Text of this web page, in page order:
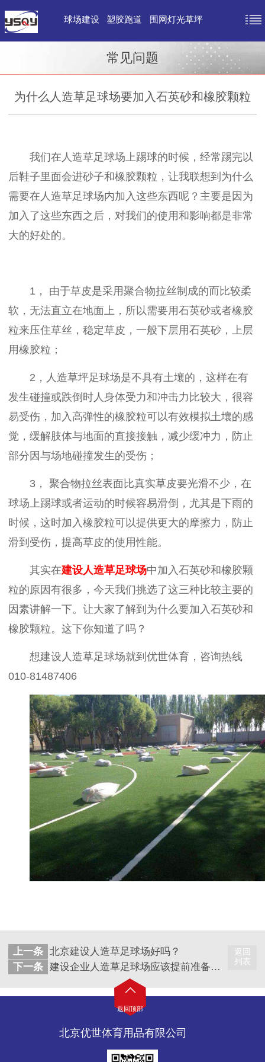
球场建设 塑胶跑道 围网灯光草坪
常见问题
为什么人造草足球场要加入石英砂和橡胶颗粒
我们在人造草足球场上踢球的时候，经常踢完以
后鞋子里面会进砂子和橡胶颗粒，让我联想到为什么
需要在人造草足球场内加入这些东西呢？主要是因为
加入了这些东西之后，对我们的使用和影响都是非常
大的好处的。
1， 由于草皮是采用聚合物拉丝制成的而比较柔
软，无法直立在地面上，所以需要用石英砂或者橡胶
粒来压住草丝，稳定草皮，一般下层用石英砂，上层
用橡胶粒；
2，人造草坪足球场是不具有土壤的，这样在有
发生碰撞或跌倒时人身体受力和冲击力比较大，很容
易受伤，加入高弹性的橡胶粒可以有效模拟土壤的感
觉，缓解肢体与地面的直接接触，减少缓冲力，防止
部分因与场地碰撞发生的受伤；
3， 聚合物拉丝表面比真实草皮要光滑不少，在
球场上踢球或者运动的时候容易滑倒，尤其是下雨的
时候，这时加入橡胶粒可以提供更大的摩擦力，防止
滑到受伤，提高草皮的使用性能。
其实在建设人造草足球场中加入石英砂和橡胶颗
粒的原因有很多，今天我们挑选了这三种比较主要的
因素讲解一下。让大家了解到为什么要加入石英砂和
橡胶颗粒。这下你知道了吗？
想建设人造草足球场就到优世体育，咨询热线
010-81487406
返回
列表
上一条 北京建设人造草足球场好吗？
下一条 建设企业人造草足球场应该提前准备些什么？
返回顶部
北京优世体育用品有限公司